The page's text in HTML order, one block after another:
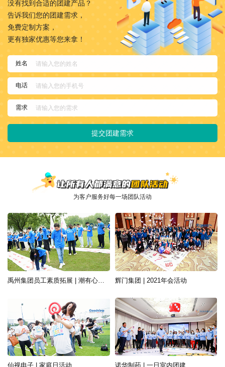
没有找到合适的团建产品？
告诉我们您的团建需求，
免费定制方案，
更有独家优惠等您来拿！
姓名
电话
需求
提交团建需求
为客户服务好每一场团队活动
辉门集团 | 2021年会活动
仙视电子 | 家庭日活动 诺华制药 | 一日室内团建